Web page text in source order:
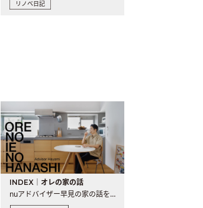
リノベ日記
INDEX｜オレの家の話
nuアドバイザー早見の家の話を、全4話でお届け。リノベーションを..